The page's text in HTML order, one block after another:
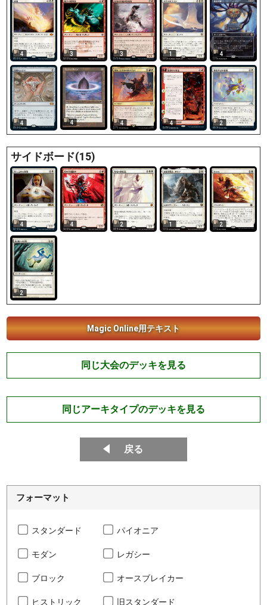
4 3 3 1 4
4 4 4 4 2
サイドボード(15)
4 4 2 1 2
2
Magic Online用テキスト
同じ大会のデッキを見る
同じアーキタイプのデッキを見る
戻る
フォーマット
スタンダード パイオニア
モダン レガシー
ブロック オースブレイカー
ヒストリック 旧スタンダード